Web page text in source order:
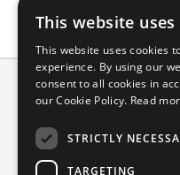
Scuola
Piazza dei
Partita IVA
This website uses
This website uses cookies
experience. By using our
consent to all cookies in
our Cookie Policy. Read
STRICTLY
TARGETING